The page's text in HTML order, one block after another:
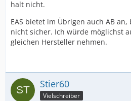
halt nicht.
EAS bietet im Übrigen auch AB
nicht sicher. Ich würde möglichst
gleichen Hersteller nehmen.
Stier60
Vielschreiber